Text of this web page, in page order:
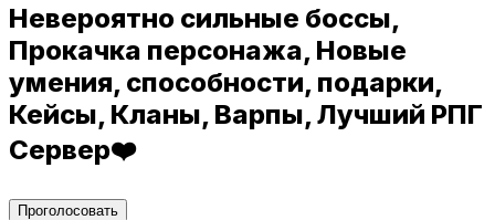
Невероятно сильные боссы,
Прокачка персонажа, Новые
умения, способности, подарки,
Кейсы, Кланы, Варпы, Лучший РПГ
Сервер❤️
Проголосовать